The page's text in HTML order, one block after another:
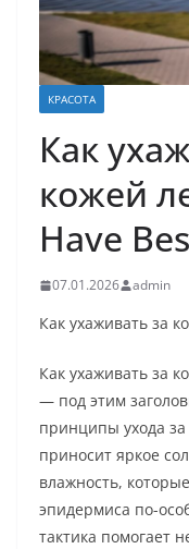
КРАСОТА
Как
кожей
Have
07.01.2026 admin
Как ухаживать за
Как ухаживать за
— под этим
принципы ухода
приносит яркое
влажность,
эпидермиса по-
тактика помогает